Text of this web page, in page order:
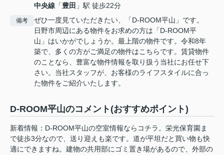
中央線 「豊田 」駅 徒歩22分
備考
ぜひ一度見ていただきたい、「D-ROOM平山」です。
日野市周辺にある物件をお求めの方は「D-ROOM平
山」はいかがでしょうか。最上階の物件です。令和8年
築で、多くの方がご満足の物件はこちらです。賃貸物件
のことなら、豊富な物件情報を取り扱う当社にお任せ下
さい。当社スタッフが、お客様のライフスタイルに合っ
た物件をご紹介いたします。
D-ROOM平山のコメント(おすすめポイント)
新着情報：D-ROOM平山の空室情報ならコチラ。栄光保育園ま
で徒歩3分なので、送り迎えも楽です。道が平坦だと買い物も快
適にできますね。建物の共用部にゴミ置き場があるので、外部の